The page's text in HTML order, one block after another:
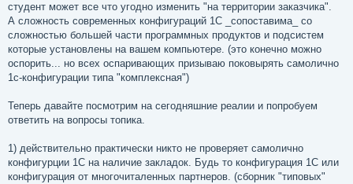
студент может все что угодно изменить "на территории заказчика".
А сложность современных конфигураций 1С _сопоставима_ со
сложностью большей части программных продуктов и подсистем
которые установлены на вашем компьютере. (это конечно можно
оспорить... но всех оспаривающих призываю поковырять самолично
1с-конфигурации типа "комплексная")
Теперь давайте посмотрим на сегодняшние реалии и попробуем
ответить на вопросы топика.
1) действительно практически никто не проверяет самолично
конфигурции 1С на наличие закладок. Будь то конфигурация 1С или
конфигурация от многочиталенных партнеров. (сборник "типовых"